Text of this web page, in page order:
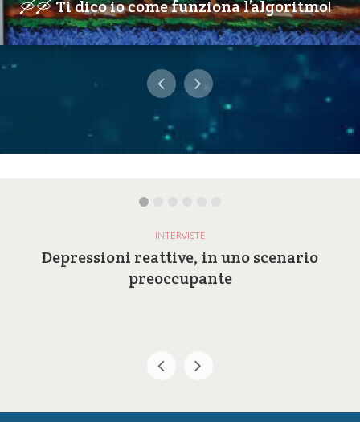
🛶🛶 Ti dico io come funziona l’algoritmo!
INTERVISTE
Depressioni reattive, in uno scenario
preoccupante